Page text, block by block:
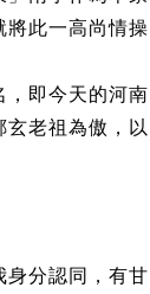
此一高尚情操
即今天的河南
老祖為傲，以
分認同，有甘